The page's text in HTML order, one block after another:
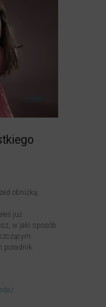
obniżką:
już
w jaki sposób
poradnik.